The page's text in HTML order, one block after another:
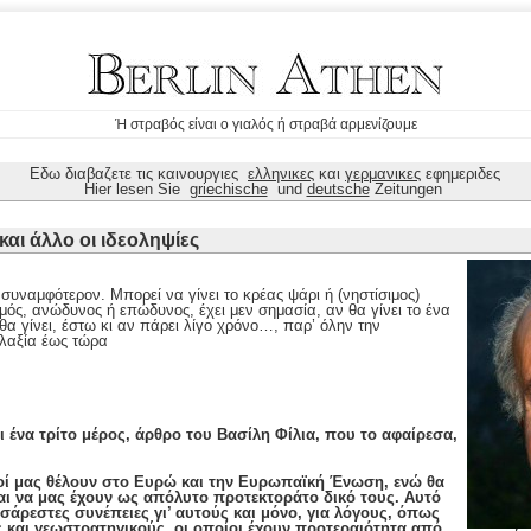
Ή στραβός είναι ο γιαλός ή στραβά αρμενίζουμε
Εδω διαβαζετε τις καινουργιες ελληνικες και γερμανικες εφημεριδες
Hier lesen Sie griechischeund deutscheZeitungen
άλλο οι ιδεοληψίες
Μπορεί να γίνει το κρέας ψάρι ή (νηστίσιμος)
ανώδυνος ή επώδυνος, έχει μεν σημασία, αν θα γίνει το ένα
γίνει, έστω κι αν πάρει λίγο χρόνο…, παρ’ όλην την
έως τώρα
ένα τρίτο μέρος, άρθρο του Βασίλη Φίλια, που το αφαίρεσα,
μας θέλουν στο Ευρώ και την Ευρωπαϊκή Ένωση, ενώ θα
να μας έχουν ως απόλυτο προτεκτοράτο δικό τους. Αυτό
συνέπειες γι’ αυτούς και μόνο, για λόγους, όπως